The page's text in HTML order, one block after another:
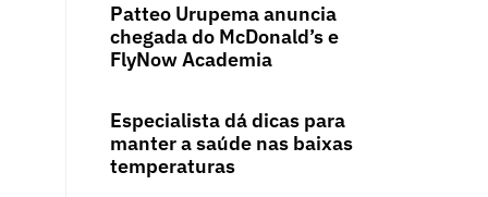
Patteo Urupema anuncia
chegada do McDonald’s e
FlyNow Academia
Especialista dá dicas para
manter a saúde nas baixas
temperaturas